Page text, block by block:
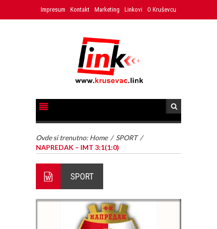
Impresum Kontakt Marketing Linkovi O Kruševcu
Ovde si trenutno: Home / SPORT /
NAPREDAK – IMT 3:1(1:0)
SPORT